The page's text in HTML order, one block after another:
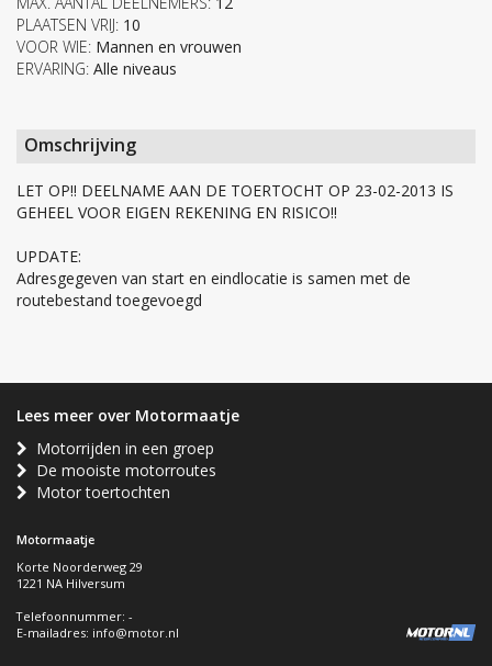
PLAATSEN VRIJ: 10
VOOR WIE: Mannen en vrouwen
ERVARING: Alle niveaus
Omschrijving
LET OP!! DEELNAME AAN DE TOERTOCHT OP 23-02-2013 IS
GEHEEL VOOR EIGEN REKENING EN RISICO!!
UPDATE:
Adresgegeven van start en eindlocatie is samen met de
routebestand toegevoegd
Lees meer over Motormaatje
Motorrijden in een groep
De mooiste motorroutes
Motor toertochten
Motormaatje
Korte Noorderweg 29
1221 NA Hilversum
Telefoonnummer: -
E-mailadres: info@motor.nl